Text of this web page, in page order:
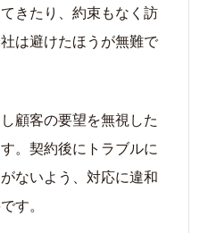
きたり、約束もなく訪
は避けたほうが無難で
顧客の要望を無視した
。契約後にトラブルに
ないよう、対応に違和
す。